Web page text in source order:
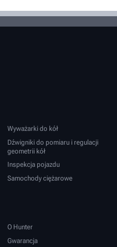
Wyważarki do kół
Dźwigniki do pomiaru i regulacji
geometrii kół
Inspekcja pojazdu
Samochody ciężarowe
O Hunter
Gwarancja